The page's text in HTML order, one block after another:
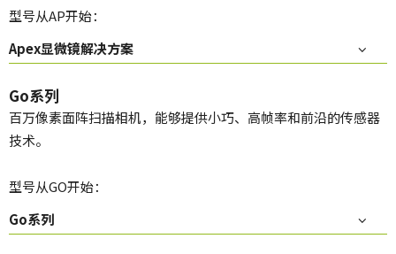
型号从AP开始：
Apex显微镜解决方案
Go系列
百万像素面阵扫描相机，能够提供小巧、高帧率和前沿的传感器
技术。
型号从GO开始：
Go系列